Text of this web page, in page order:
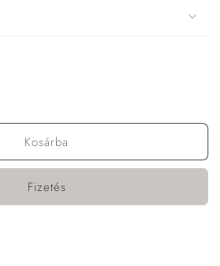
Kosárba
Fizetés